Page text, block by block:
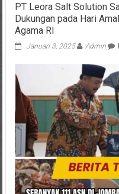
PT Leora Salt Solution
Dukungan pada Hari
Agama RI
Januari 3, 2025 Admin